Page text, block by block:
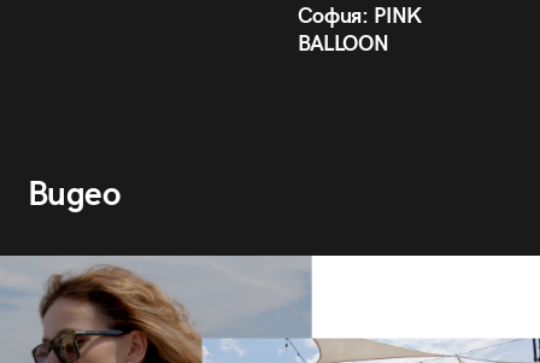
София: PINK
BALLOON
Видео